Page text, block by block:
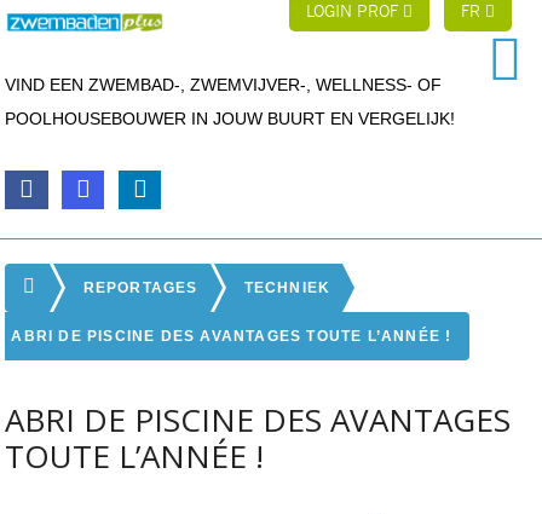
LOGIN PROF FR
VIND EEN ZWEMBAD-, ZWEMVIJVER-, WELLNESS- OF
POOLHOUSEBOUWER IN JOUW BUURT EN VERGELIJK!
REPORTAGES TECHNIEK
ABRI DE PISCINE DES AVANTAGES TOUTE L’ANNÉE !
ABRI DE PISCINE DES AVANTAGES
TOUTE L’ANNÉE !